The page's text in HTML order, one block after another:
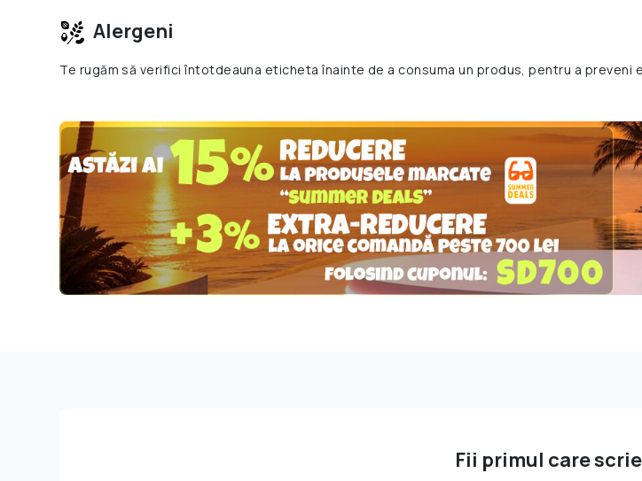
Alergeni
Te rugăm să verifici întotdeauna eticheta înainte de a consuma un produs, pentru a
Fii primul care